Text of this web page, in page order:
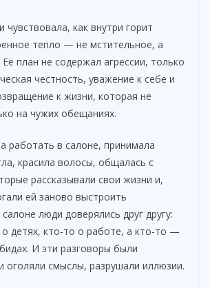
чувствовала, как внутри горит
тепло — не мстительное, а
план не содержал агрессии, только
честность, уважение к себе и
к жизни, которая не
на чужих обещаниях.
работать в салоне, принимала
красила волосы, общалась с
рассказывали свои жизни и,
ей заново выстроить
люди доверялись друг другу:
о детях, кто-то о работе, а кто-то —
И эти разговоры были
оголяли смыслы, разрушали иллюзии.